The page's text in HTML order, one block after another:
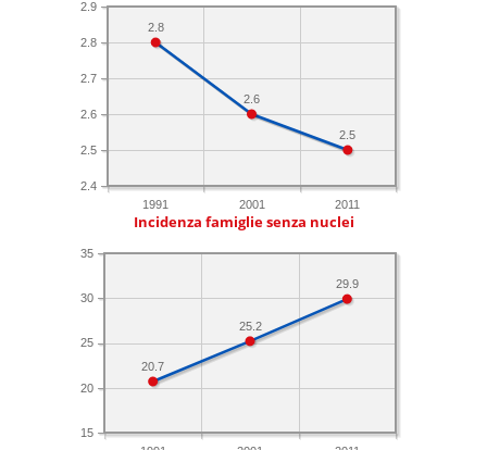
1991 2001 2011
2.4
2.5
2.6
2.7
2.8
2.9
2.5
2.6
2.8
Incidenza famiglie senza nuclei
15
20
25
30
35
29.9
25.2
20.7